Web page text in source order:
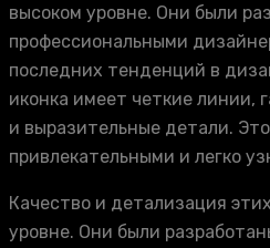
высоком уровне. Они были
профессиональными
последних тенденций в
иконка имеет четкие линии,
и выразительные детали.
привлекательными и легко
Качество и детализация
уровне. Они были